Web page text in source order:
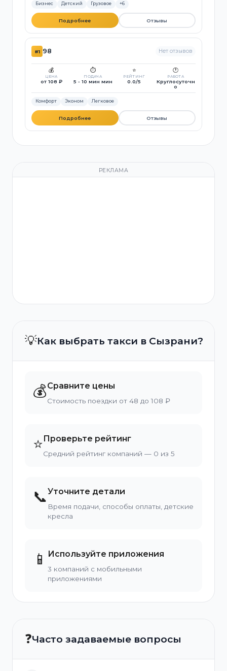
Бизнес Детский Грузовое +6
Подробнее Отзывы
#1 98 Нет отзывов
💰
ЦЕНА
от 108 ₽
⏱️
ПОДАЧА
5 - 10 мин мин
⭐
РЕЙТИНГ
0.0/5
🕐
РАБОТА
Круглосуточн
о
Комфорт Эконом Легковое
Подробнее Отзывы
РЕКЛАМА
💡Как выбрать такси в Сызрани?
💰Сравните цены
Стоимость поездки от 48 до 108 ₽
⭐Проверьте рейтинг
Средний рейтинг компаний — 0 из 5
📞Уточните детали
Время подачи, способы оплаты, детские
кресла
📱 Используйте приложения
3 компаний с мобильными
приложениями
❓Часто задаваемые вопросы